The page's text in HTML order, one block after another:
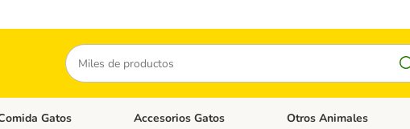
Buscar
Perrosde categoria abierto: Accesorios Perros
Gatos Menú de categoria abierto: Comida Gatos
Accesorios Gatos Menú de categoria abierto:
Otros Animales